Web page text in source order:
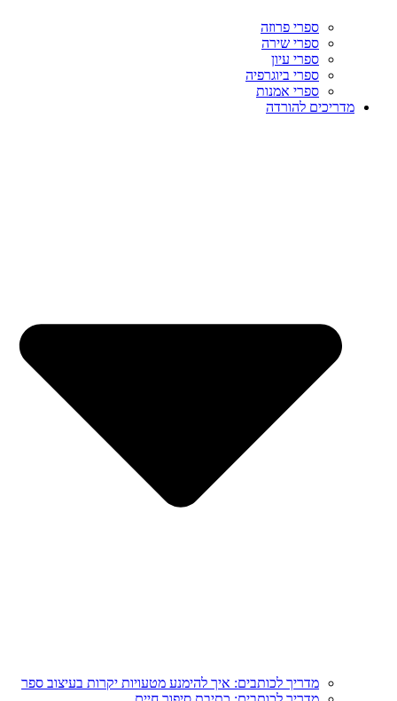
ספרי פרוזה
ספרי שירה
ספרי עיון
ספרי ביוגרפיה
ספרי אמנות
מדריכים להורדה
מדריך לכותבים: איך להימנע מטעויות יקרות בעיצוב ספר